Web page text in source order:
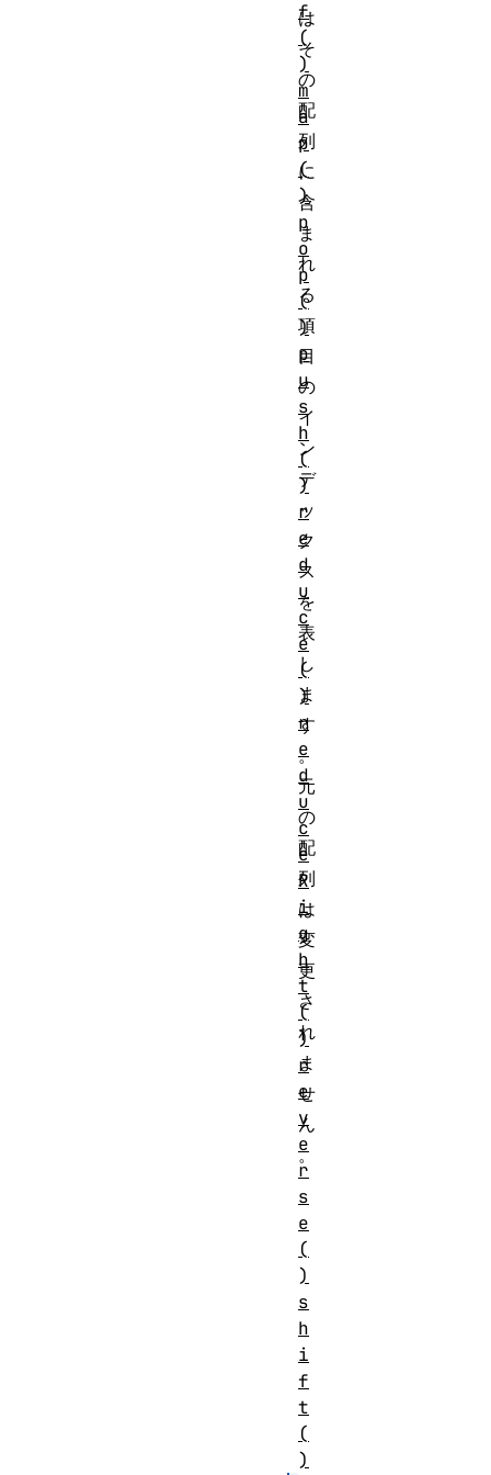
は
そ
の
配
列
に
含
ま
れ
る
項
目
の
イ
ン
デ
ッ
ク
ス
を
表
し
ま
す
。
元
の
配
列
は
変
更
さ
れ
ま
せ
ん
。
f
(
)
m
a
p
(
)
p
o
p
(
)
p
u
s
h
(
)
r
e
d
u
c
e
(
)
r
e
d
u
c
e
R
i
g
h
t
(
)
r
e
v
e
r
s
e
(
)
s
h
i
f
t
(
)